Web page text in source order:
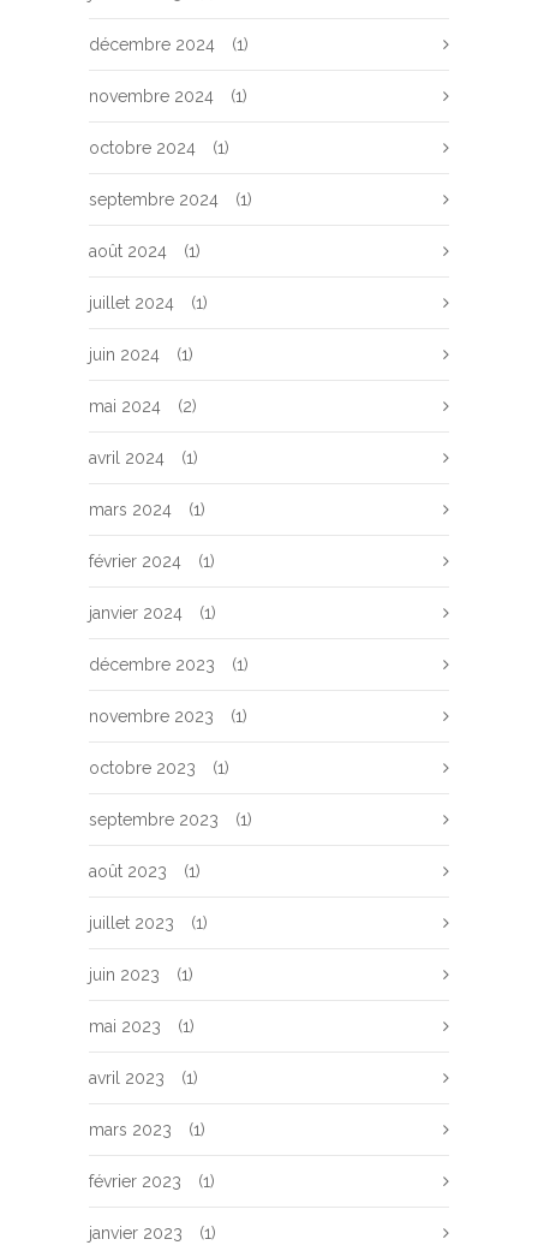
décembre 2024 (1)
novembre 2024 (1)
octobre 2024 (1)
septembre 2024 (1)
août 2024 (1)
juillet 2024 (1)
juin 2024 (1)
mai 2024 (2)
avril 2024 (1)
mars 2024 (1)
février 2024 (1)
janvier 2024 (1)
décembre 2023 (1)
novembre 2023 (1)
octobre 2023 (1)
septembre 2023 (1)
août 2023 (1)
juillet 2023 (1)
juin 2023 (1)
mai 2023 (1)
avril 2023 (1)
mars 2023 (1)
février 2023 (1)
janvier 2023 (1)